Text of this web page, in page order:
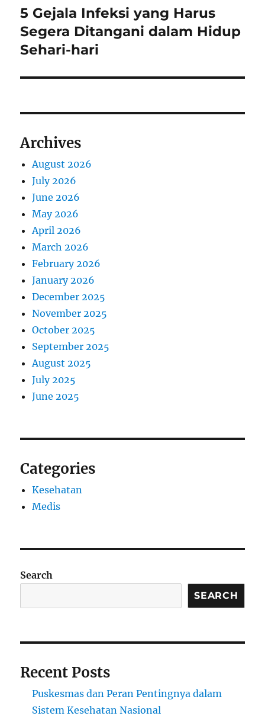
Next
post:
5 Gejala Infeksi yang Harus
Segera Ditangani dalam Hidup
Sehari-hari
Archives
August 2026
July 2026
June 2026
May 2026
April 2026
March 2026
February 2026
January 2026
December 2025
November 2025
October 2025
September 2025
August 2025
July 2025
June 2025
Categories
Kesehatan
Medis
Search
SEARCH
Recent Posts
Puskesmas dan Peran Pentingnya dalam
Sistem Kesehatan Nasional